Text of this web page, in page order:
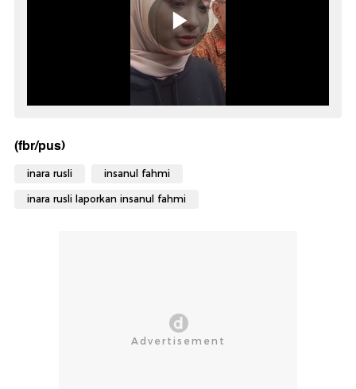
(fbr/pus)
inara rusli insanul fahmi
inara rusli laporkan insanul fahmi